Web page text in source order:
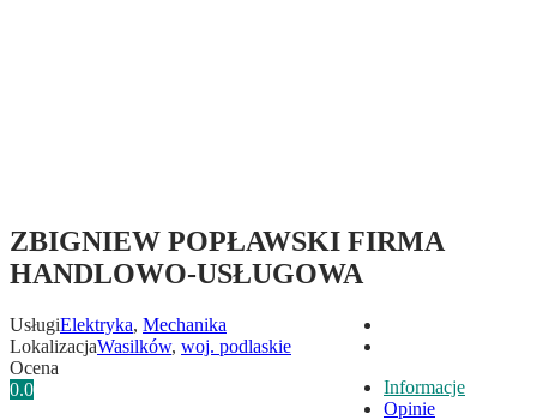
ZBIGNIEW POPŁAWSKI FIRMA
HANDLOWO-USŁUGOWA
UsługiElektryka, Mechanika
LokalizacjaWasilków, woj. podlaskie
Ocena
0.0
Informacje
Opinie